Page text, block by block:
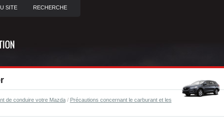
SITE RECHERCHE
de conduire votre Mazda/ Précautions concernant le carburant et les